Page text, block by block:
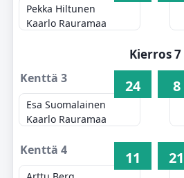
Pekka Hiltunen
Kaarlo Rauramaa
Kierros 7
Kenttä 3
Esa Suomalainen
Kaarlo Rauramaa
24 8
Kenttä 4 11 21